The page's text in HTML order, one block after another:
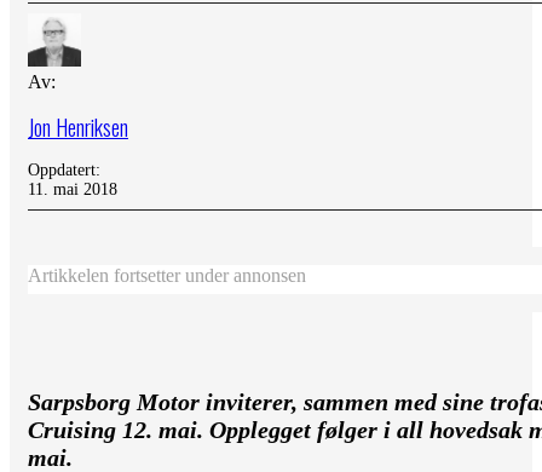
Av:
Jon Henriksen
Oppdatert:
11. mai 2018
Artikkelen fortsetter under annonsen
Sarpsborg Motor inviterer, sammen med sine
Cruising 12. mai. Opplegget følger i all hovedsak
mai.